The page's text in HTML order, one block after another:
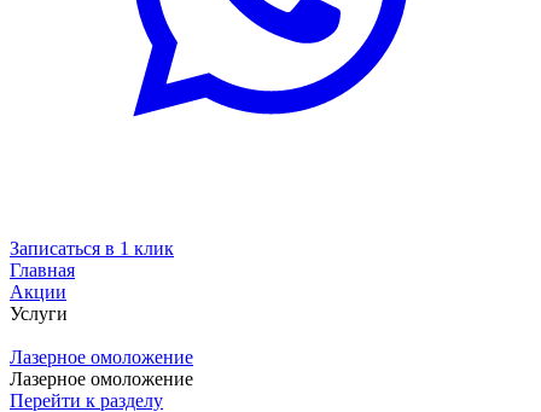
Записаться в 1 клик
Главная
Акции
Услуги
Лазерное омоложение
Лазерное омоложение
Перейти к разделу